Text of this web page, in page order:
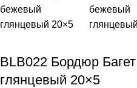
BLB022 Бордюр
глянцевый 20×5